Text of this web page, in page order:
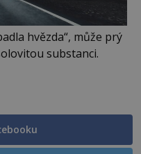
hvězda“, může prý
substanci.